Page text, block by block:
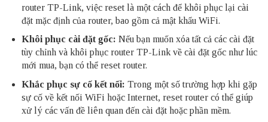
routerTP-Link, việc reset là một cách để khôi phục lại cài
đặt mặc định của router, bao gồm cả mật khẩu WiFi.
Khôi phục cài đặt gốc: Nếu bạn muốn xóa tất cả các cài đặt
tùy chỉnh và khôi phục router TP-Link về cài đặt gốc như lúc
mới mua, bạn có thể reset router.
Khắc phục sự cố kết nối: Trong một số trường hợp khi gặp
sự cố về kết nối WiFi hoặc Internet, reset router có thể giúp
xử lý các vấn đề liên quan đến cài đặt hoặc phần mềm.